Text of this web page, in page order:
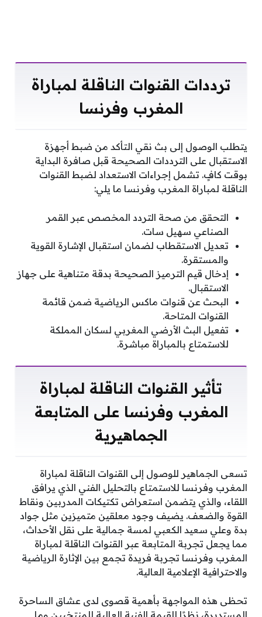
ترددات القنوات الناقلة لمباراة
المغرب وفرنسا
يتطلب الوصول إلى بث نقي التأكد من ضبط أجهزة
الاستقبال على الترددات الصحيحة قبل صافرة البداية
بوقت كافٍ. تشمل إجراءات الاستعداد لضبط القنوات
الناقلة لمباراة المغرب وفرنسا ما يلي:
التحقق من صحة التردد المخصص عبر القمر
الصناعي سهيل سات.
تعديل الاستقطاب لضمان استقبال الإشارة القوية
والمستقرة.
إدخال قيم الترميز الصحيحة بدقة متناهية على جهاز
الاستقبال.
البحث عن قنوات ماكس الرياضية ضمن قائمة
القنوات المتاحة.
تفعيل البث الأرضي المغربي لسكان المملكة
للاستمتاع بالمباراة مباشرة.
تأثير القنوات الناقلة لمباراة
المغرب وفرنسا على المتابعة
الجماهيرية
تسعى الجماهير للوصول إلى القنوات الناقلة لمباراة
المغرب وفرنسا للاستمتاع بالتحليل الفني الذي يرافق
اللقاء، والذي يتضمن استعراض تكتيكات المدربين ونقاط
القوة والضعف. يضيف وجود معلقين متميزين مثل جواد
بدة وعلي سعيد الكعبي لمسة جمالية على نقل الأحداث،
مما يجعل تجربة المتابعة عبر القنوات الناقلة لمباراة
المغرب وفرنسا تجربة فريدة تجمع بين الإثارة الرياضية
والاحترافية الإعلامية العالية.
تحظى هذه المواجهة بأهمية قصوى لدى عشاق الساحرة